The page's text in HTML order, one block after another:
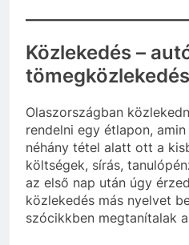
Közlekedés –
Olaszországban
rendelni egy étlapon,
néhány tétel alatt ott a
költségek, sírás,
az első nap után úgy
közlekedés más nyelvet
szócikkben megtanítalak